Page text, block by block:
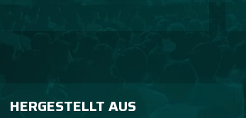
HERGESTELLT AUS